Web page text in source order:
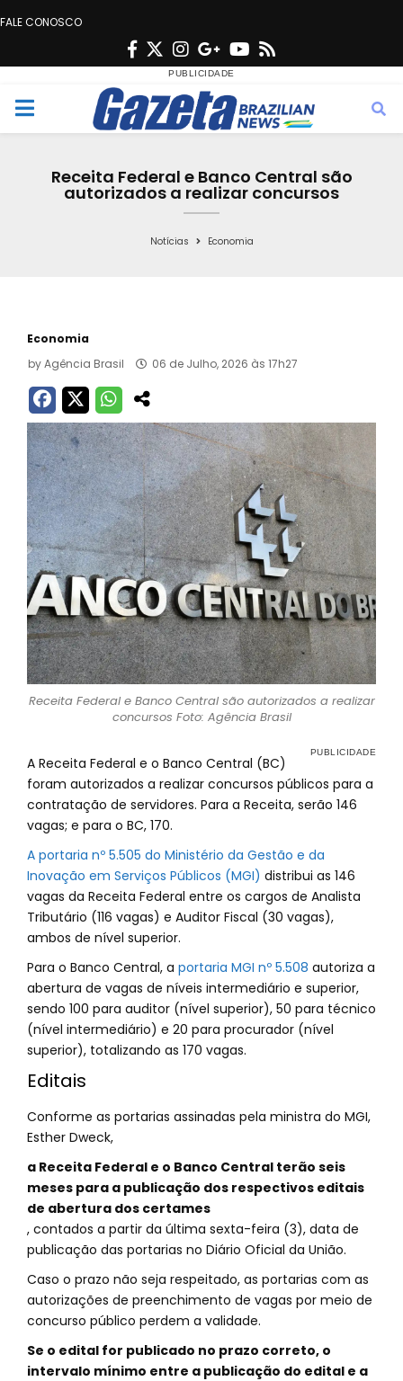
FALE CONOSCO
F
c
e
o
T
w
i
t
e
n
s
t
g
r
a
G
o
o
g
e
Y
u
t
b
s
M
Receita Federal e Banco Central são
autorizados a realizar concursos
Notícias Economia
Economia
byAgência Brasil 06 de Julho, 2026 às 17h27
Receita Federal e Banco Central são autorizados a realizar
concursos Foto: Agência Brasil
A Receita Federal e o Banco Central (BC)
foram autorizados a realizar concursos públicos para a
contratação de servidores. Para a Receita, serão 146
vagas; e para o BC, 170.
A portaria nº 5.505 do Ministério da Gestão e da
Inovação em Serviços Públicos (MGI) distribui as 146
vagas da Receita Federal entre os cargos de Analista
Tributário (116 vagas) e Auditor Fiscal (30 vagas),
ambos de nível superior.
Para o Banco Central, a portaria MGI nº 5.508 autoriza a
abertura de vagas de níveis intermediário e superior,
sendo 100 para auditor (nível superior), 50 para técnico
(nível intermediário) e 20 para procurador (nível
superior), totalizando as 170 vagas.
Editais
Conforme as portarias assinadas pela ministra do MGI,
Esther Dweck,
a Receita Federal e o Banco Central terão seis
meses para a publicação dos respectivos editais
de abertura dos certames
, contados a partir da última sexta-feira (3), data de
publicação das portarias no Diário Oficial da União.
Caso o prazo não seja respeitado, as portarias com as
autorizações de preenchimento de vagas por meio de
concurso público perdem a validade.
Se o edital for publicado no prazo correto, o
intervalo mínimo entre a publicação do edital e a